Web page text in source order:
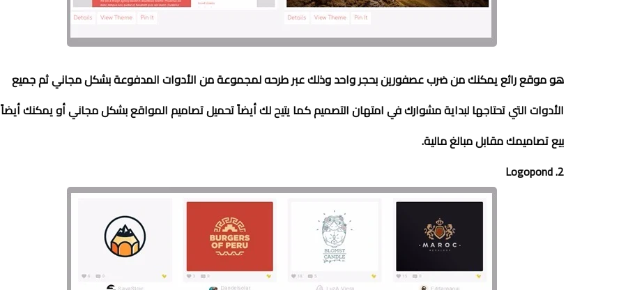
هو موقع رائع يمكنك من ضرب عصفورين بحجر واحد وذلك عبر طرحه لمجموعة من الأدوات المدفوعة بشكل مجاني ثم جميع
الأدوات التي تحتاجها لبداية مشوارك في امتهان التصميم كما يتيح لك أيضاً تحميل تصاميم المواقع بشكل مجاني أو يمكنك أيضاً
بيع تصاميمك مقابل مبالغ مالية.
2. Logopond